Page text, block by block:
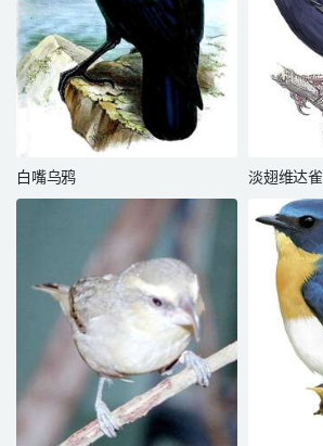
白嘴乌鸦 淡翅维达雀